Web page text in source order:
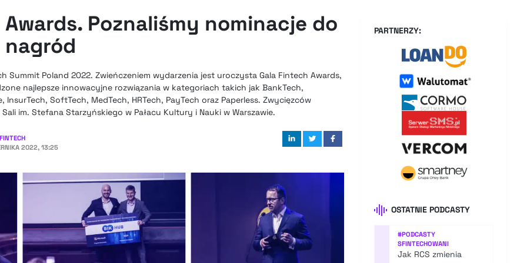
Poznaliśmy nominacje do
Summit Poland 2022. Zwieńczeniem wydarzenia jest uroczysta Gala Fintech Awards,
najlepsze innowacyjne rozwiązania w kategoriach takich jak BankTech,
InsurTech, SoftTech, MedTech, HRTech, PayTech oraz Paperless. Zwycięzców
im. Stefana Starzyńskiego w Pałacu Kultury i Nauki w Warszawie.
2022, 13:25
PARTNERZY:
OSTATNIE PODCASTY
#PODCASTY
SFINTECHOWANI
Jak RCS zmienia